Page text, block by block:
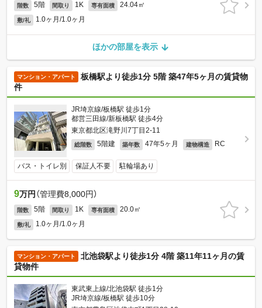
階数 5階 間取り 1K 専有面積 24.04㎡
敷/礼 1.0ヶ月/1.0ヶ月
ほかの部屋を表示
マンション・アパート
板橋駅より徒歩1分 5階 築47年5ヶ月の賃貸物
件
JR埼京線/板橋駅 徒歩1分
都営三田線/新板橋駅 徒歩4分
東京都北区滝野川7丁目2-11
総階数 5階建 築年数 47年5ヶ月 建物構造 RC
バス・トイレ別 保証人不要 駐輪場あり
9万円 （管理費8,000円）
階数 5階 間取り 1K 専有面積 20.0㎡
敷/礼 1.0ヶ月/1.0ヶ月
マンション・アパート
北池袋駅より徒歩1分 4階 築11年11ヶ月の賃
貸物件
東武東上線/北池袋駅 徒歩1分
JR埼京線/板橋駅 徒歩10分